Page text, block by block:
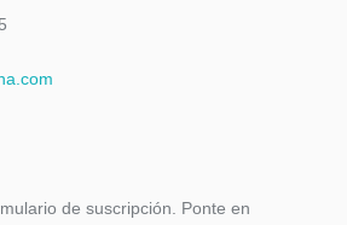
de suscripción. Ponte en